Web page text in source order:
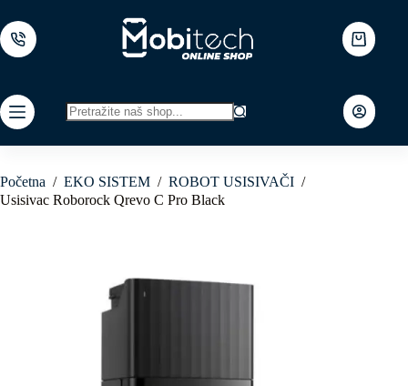
to
content
Shopping
cart
results
Početna / EKO SISTEM / ROBOT USISIVAČI /
Usisivac Roborock Qrevo C Pro Black